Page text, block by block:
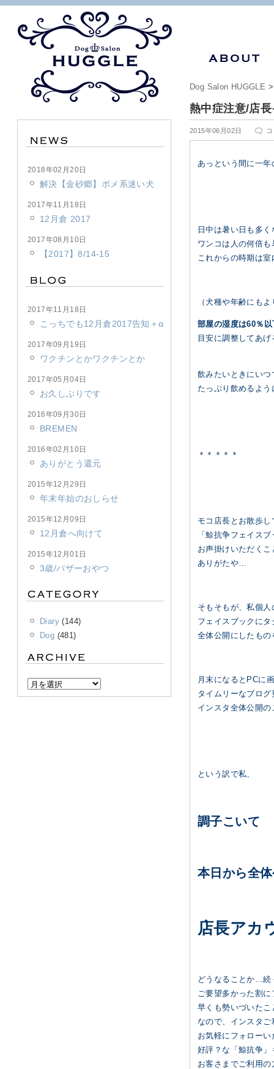
Dog Salon HUGGLE
熱中症注意/店
2015年06月02日
あっという間に一
日中は暑い日も多
ワンコは人の何倍
これからの時期は
（犬種や年齢にも
部屋の湿度は60％
目安に調整してあ
飲みたいときにい
たっぷり飲めるよ
＊＊＊＊＊
モコ店長とお散歩し
「鯨抗争フェイス
お声掛けいただく
ありがたや…
そもそもが、私個
フェイスブックに
全体公開にしたも
月末になるとPCに
タイムリーなブロ
インスタ全体公開
という訳で私、
調子こいて
本日から全
店長アカ
どうなることか…
ご要望多かった割
早くも勢いづいた
なので、インスタご
お気軽にフォロー
好評？な「鯨抗争
お客さまでご利用
2018年02月20日
解決【金砂郷】ポメ系迷い犬
2017年11月18日
12月倉 2017
2017年08月10日
【2017】8/14-15
2017年11月18日
こっちでも12月倉2017告知＋α
2017年09月19日
ワクチンとかワクチンとか
2017年05月04日
お久しぶりです
2016年09月30日
BREMEN
2016年02月10日
ありがとう還元
2015年12月29日
年末年始のおしらせ
2015年12月09日
12月倉へ向けて
2015年12月01日
3歳/バザーおやつ
Diary(144)
Dog (481)